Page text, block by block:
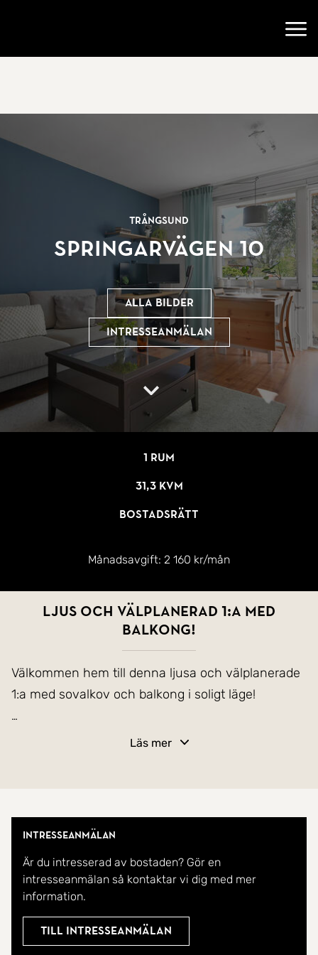
Trångsund
Springarvägen 10
Alla bilder
Intresseanmälan
1 rum
31,3 kvm
Bostadsrätt
Månadsavgift: 2 160 kr/mån
Ljus och välplanerad 1:a med
balkong!
Välkommen hem till denna ljusa och välplanerade
1:a med sovalkov och balkong i soligt läge!
På lugn återvändsgata i populära Trångsund hittar
vardagsrum med plats för både soffhörna och
matbord, en smart sovalkov, samt ett stilrent kök i
vitt med svart mosaik och full maskinell
utrustning. Det helkaklade badrummet är stambytt
spegelskåp. Här är det bara att flytta in!
Läs mer
Intresseanmälan
Är du intresserad av bostaden? Gör en
intresseanmälan så kontaktar vi dig med mer
information.
Till intresseanmälan